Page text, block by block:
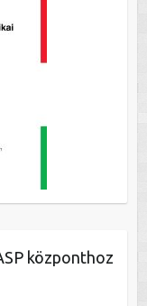
központhoz